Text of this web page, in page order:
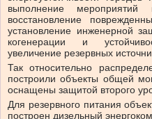
выполнение
восстановление
установление инженерной
когенерации и
увеличение резервных
Так относительно
построили объекты общей
оснащены защитой второго
Для резервного питания
построен дизельный